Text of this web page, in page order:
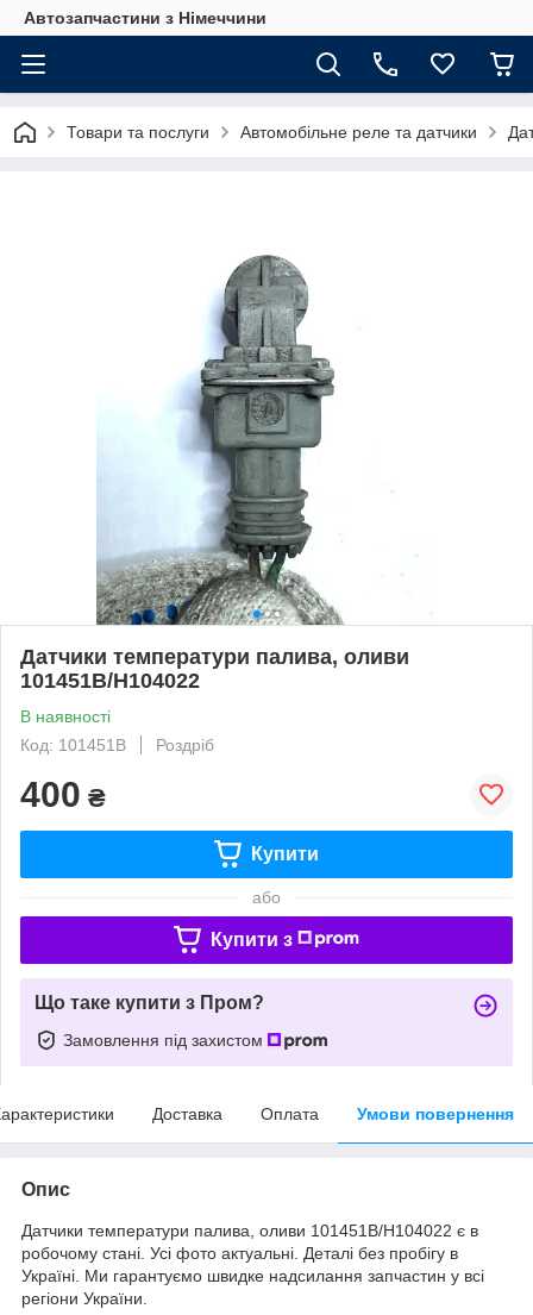
Автозапчастини з Німеччини
Товари та послуги Автомобільне реле та датчики
Датчики температури палива, оливи
101451B/H104022
В наявності
Код: 101451B
Роздріб
400 ₴
Купити
або
Купити з
Що таке купити з Пром?
Замовлення під захистом
Доставка Оплата Умови повернення
Опис
Датчики температури палива, оливи 101451B/H104022 є в
робочому стані. Усі фото актуальні. Деталі без пробігу в
Україні. Ми гарантуємо швидке надсилання запчастин у всі
регіони України.